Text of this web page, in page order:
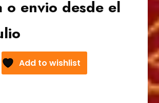
o envio desde el
Add to wishlist